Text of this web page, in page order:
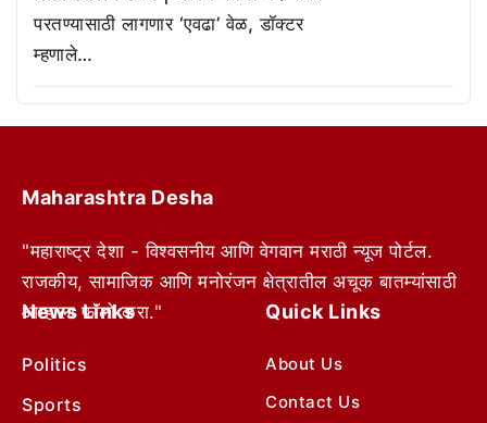
परतण्यासाठी लागणार ‘एवढा’ वेळ, डॉक्टर
म्हणाले…
Maharashtra Desha
"महाराष्ट्र देशा - विश्वसनीय आणि वेगवान मराठी न्यूज पोर्टल.
राजकीय, सामाजिक आणि मनोरंजन क्षेत्रातील अचूक बातम्यांसाठी
आम्हाला फॉलो करा."
News Links
Politics
Sports
Quick Links
About Us
Contact Us